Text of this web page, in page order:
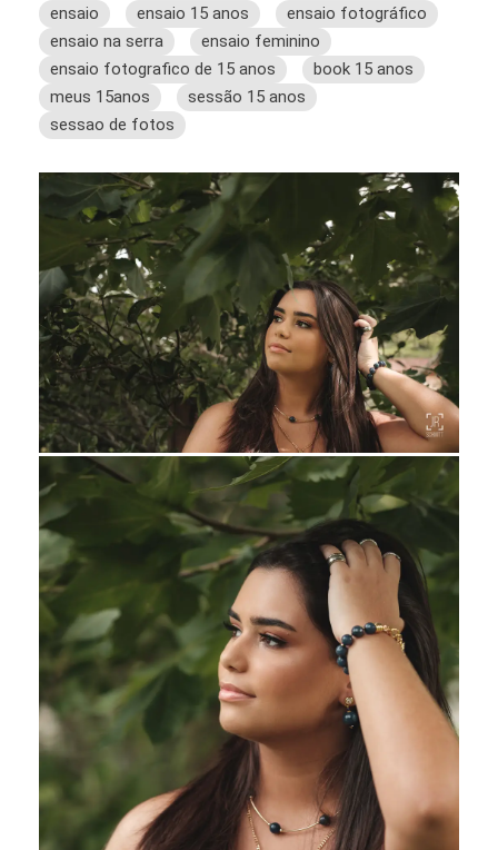
ensaio
ensaio 15 anos
ensaio fotográfico
ensaio na serra
ensaio feminino
ensaio fotografico de 15 anos
book 15 anos
meus 15anos
sessão 15 anos
sessao de fotos